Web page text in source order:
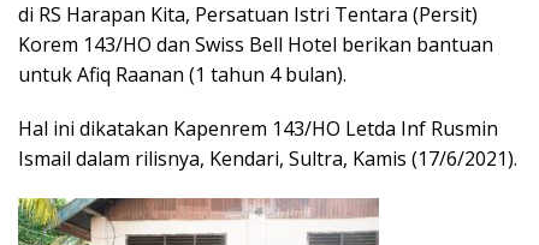
di RS Harapan Kita, Persatuan Istri Tentara (Persit)
Korem 143/HO dan Swiss Bell Hotel berikan bantuan
untuk Afiq Raanan (1 tahun 4 bulan).
Hal ini dikatakan Kapenrem 143/HO Letda Inf Rusmin
Ismail dalam rilisnya, Kendari, Sultra, Kamis (17/6/2021).